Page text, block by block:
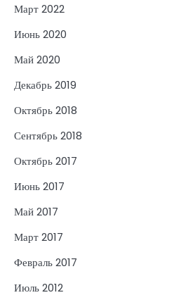
Март 2022
Июнь 2020
Май 2020
Декабрь 2019
Октябрь 2018
Сентябрь 2018
Октябрь 2017
Июнь 2017
Май 2017
Март 2017
Февраль 2017
Июль 2012